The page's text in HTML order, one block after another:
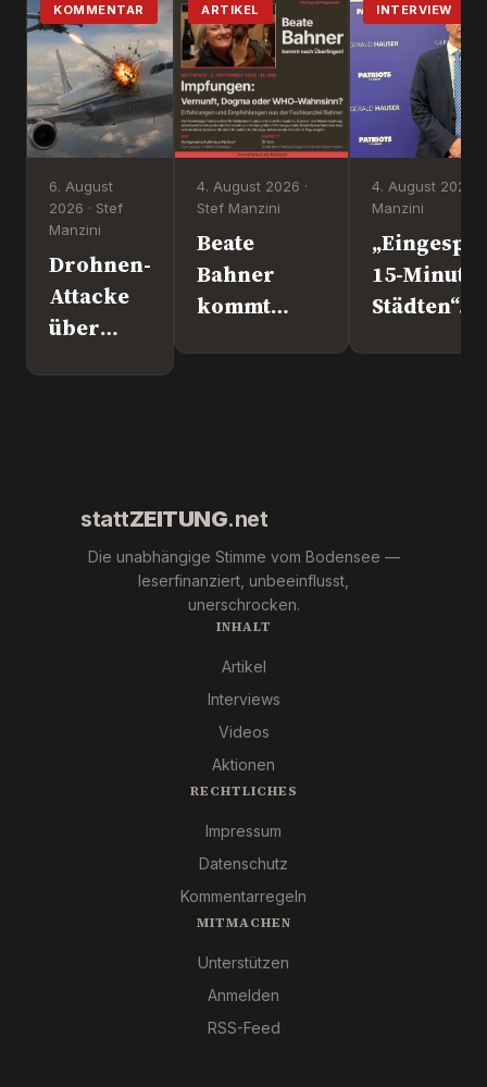
KOMMENTAR
6. August
2026 · Stef
Manzini
Drohnen-
Attacke
über
ARTIKEL
4. August 2026 ·
Stef Manzini
Beate
Bahner
kommt
INTERVIEW
4. August 2026 ·
Manzini
15-
Städten“.
stattZEITUNG.net
Die unabhängige Stimme vom Bodensee —
leserfinanziert, unbeeinflusst,
unerschrocken.
INHALT
Artikel
Interviews
Videos
Aktionen
RECHTLICHES
Impressum
Datenschutz
Kommentarregeln
MITMACHEN
Unterstützen
Anmelden
RSS-Feed